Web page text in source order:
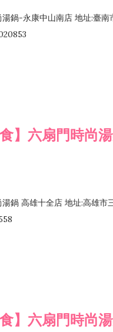
湯鍋-永康中山南店 地址:臺南
食】六扇門時尚
鍋 高雄十全店 地址:高雄市
食】六扇門時尚